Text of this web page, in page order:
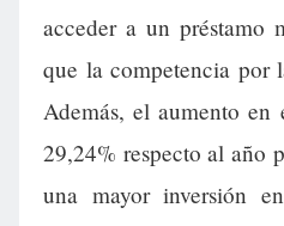
acceder a un préstamo
que la competencia por
Además, el aumento en
29,24% respecto al año
una mayor inversión